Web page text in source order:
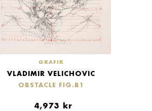
GRAFIK
VLADIMIR VELICHOVIC
OBSTACLE FIG.B1
4,973 kr